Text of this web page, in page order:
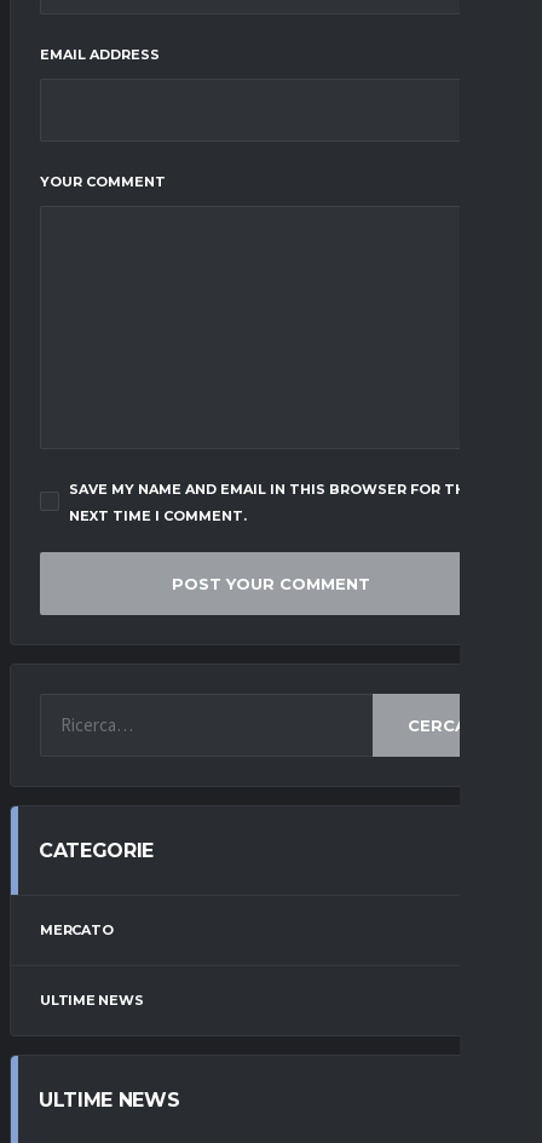
EMAIL ADDRESS
YOUR COMMENT
SAVE MY NAME AND EMAIL IN THIS BROWSER FOR THE
NEXT TIME I COMMENT.
CERCA
CATEGORIE
MERCATO
ULTIME NEWS
ULTIME NEWS